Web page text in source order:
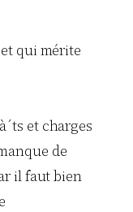
qui mérite
et charges
de
il faut bien